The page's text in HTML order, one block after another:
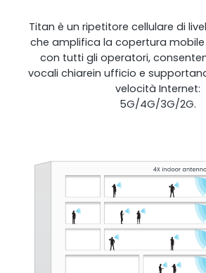
Shark
Analizzatore
Sentinel
Titan è un ripetitore cellulare di
che amplifica la copertura
con tutti gli operatori,
vocali chiarein ufficio e
velocità Internet:
5G/4G/3G/2G.